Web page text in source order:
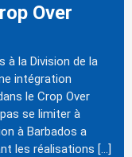
Over
à la Division de la
intégration
le Crop Over
se limiter à
à Barbados a
les réalisations […]